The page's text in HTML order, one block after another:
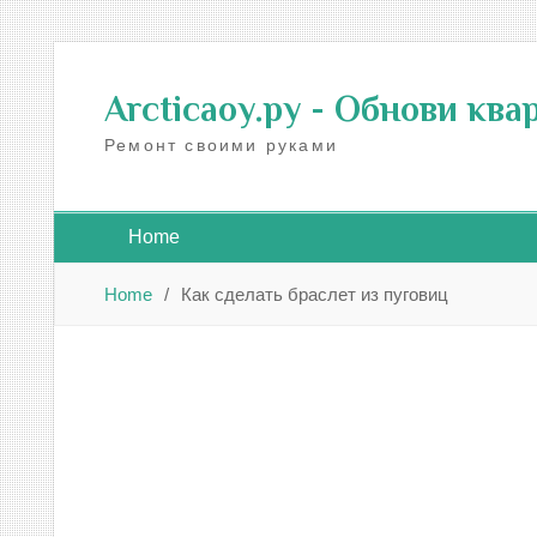
Skip
to
contentArcticaoy.ру - Обнови
Ремонт своими руками
Home
Home Как сделать браслет из пуговиц